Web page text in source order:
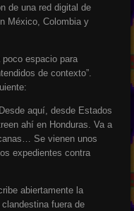
de una red digital de
México, Colombia y
espacio para
de contexto”.
aquí, desde Estados
ahí en Honduras. Va a
Se vienen unos
expedientes contra
abiertamente la
fuera de